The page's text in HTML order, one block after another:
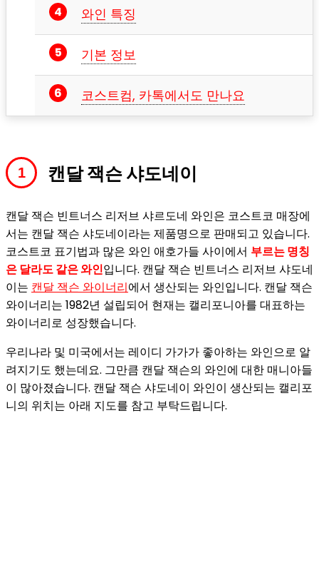
와인 특징
기본 정보
코스트컴, 카톡에서도 만나요
캔달 잭슨 샤도네이
캔달 잭슨 빈트너스 리저브 샤르도네 와인은 코스트코 매장에
서는 캔달 잭슨 샤도네이라는 제품명으로 판매되고 있습니다.
코스트코 표기법과 많은 와인 애호가들 사이에서 부르는 명칭
은 달라도 같은 와인입니다. 캔달 잭슨 빈트너스 리저브 샤도네
이는 캔달 잭슨 와이너리에서 생산되는 와인입니다. 캔달 잭슨
와이너리는 1982년 설립되어 현재는 캘리포니아를 대표하는
와이너리로 성장했습니다.
우리나라 및 미국에서는 레이디 가가가 좋아하는 와인으로 알
려지기도 했는데요. 그만큼 캔달 잭슨의 와인에 대한 매니아들
이 많아졌습니다. 캔달 잭슨 샤도네이 와인이 생산되는 캘리포
니의 위치는 아래 지도를 참고 부탁드립니다.